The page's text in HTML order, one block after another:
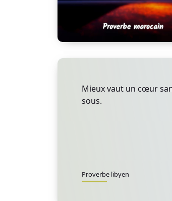
Mieux vaut un cœur
sous.
Proverbe libyen